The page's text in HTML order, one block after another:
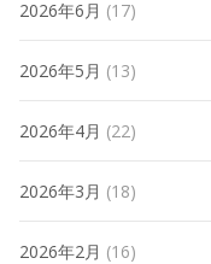
2026年6月 (17)
2026年5月 (13)
2026年4月 (22)
2026年3月 (18)
2026年2月 (16)